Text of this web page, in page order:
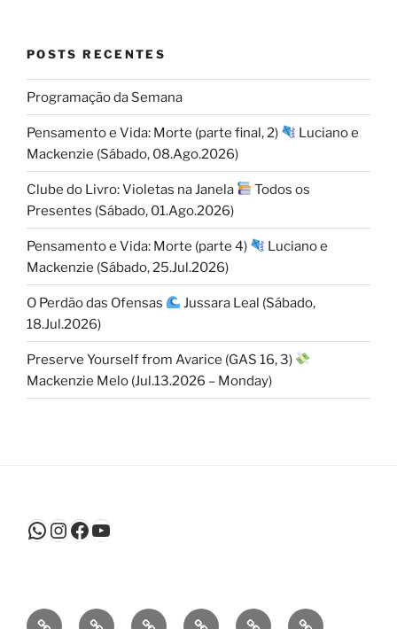
POSTS RECENTES
Programação da Semana
Pensamento e Vida: Morte (parte final, 2)
Luciano e
Mackenzie (Sábado, 08.Ago.2026)
Clube do Livro: Violetas na Janela
Todos os
Presentes (Sábado, 01.Ago.2026)
Pensamento e Vida: Morte (parte 4)
Luciano e
Mackenzie (Sábado, 25.Jul.2026)
O Perdão das Ofensas
Jussara Leal (Sábado,
18.Jul.2026)
Preserve Yourself from Avarice (GAS 16, 3)
Mackenzie Melo (Jul.13.2026 – Monday)
WhatsApp
Instagram
Facebook
Youtube
Sobre AtividadesAgenda Agenda CantinhoPensamento